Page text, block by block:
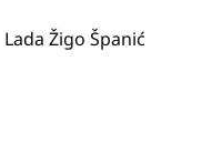
Lada Žigo Španić